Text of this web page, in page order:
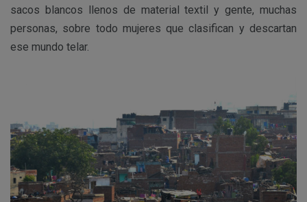
sacos blancos llenos de material textil y gente, muchas
personas, sobre todo mujeres que clasifican y descartan
ese mundo telar.